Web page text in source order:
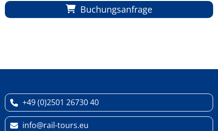
Buchungsanfrage
+49 (0)2501 26730 40
info
rail-tours.eu